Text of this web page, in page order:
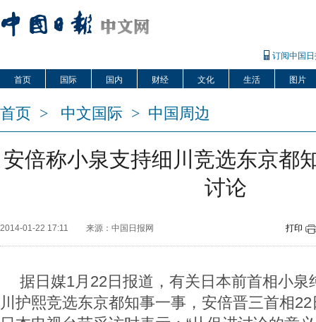
订阅中国
首页 国际 国内 财经 文化 生活 图片
首页 > 中文国际 > 中国周边
安倍称小泉支持细川竞选东京都
讨论
2014-01-22 17:11 来源：中国日报网 打印
据日媒1月22日报道，有关日本前首相小泉
川护熙竞选东京都知事一事，安倍晋三首相